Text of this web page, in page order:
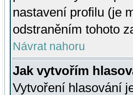
nastavení profilu (je
odstraněním tohoto
Návrat nahoru
Jak vytvořím
Vytvoření hlasování